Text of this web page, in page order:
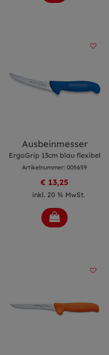
Ausbeinmesser
ErgoGrip 13cm blau flexibel
Artikelnummer: 005659
€ 13,25
inkl. 20 % MwSt.